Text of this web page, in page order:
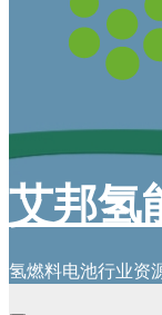
艾邦氢
氢燃料电池行业资